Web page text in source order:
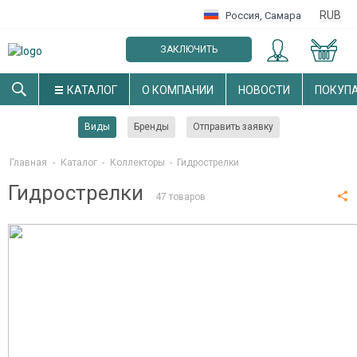
Россия, Самара RUB
ЗАКЛЮЧИТЬ
ОПТОВЫЙ ДОГОВОР
КАТАЛОГ О КОМПАНИИ НОВОСТИ
Виды Бренды Отправить заявку
Главная - Каталог - Коллекторы - Гидрострелки
Гидрострелки 47 товаров